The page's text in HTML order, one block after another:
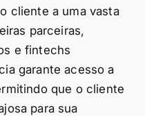
cliente a uma vasta
parceiras,
e fintechs
garante acesso a
que o cliente
para sua